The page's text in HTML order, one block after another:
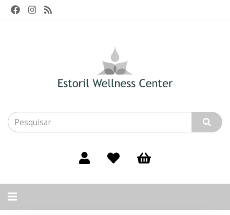
Alternar